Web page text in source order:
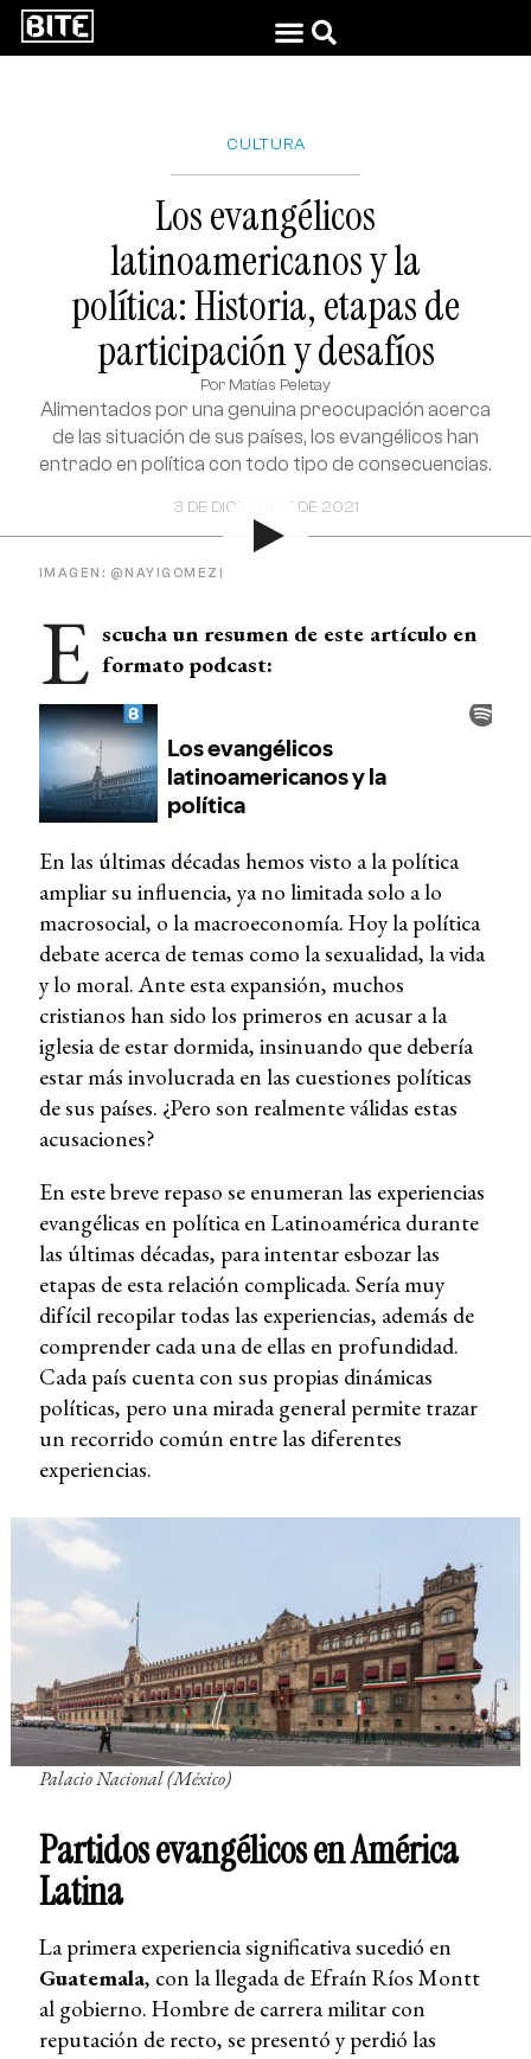
CULTURA
Los evangélicos
latinoamericanos y la
política: Historia, etapas de
participación y desafíos
Por Matías Peletay
3 DE DICIEMBRE DE 2021
Alimentados por una genuina preocupación acerca
de las situación de sus países, los evangélicos han
entrado en política con todo tipo de consecuencias.
IMAGEN: @NAYIGOMEZI
E scucha un resumen de este artículo en
formato podcast:
En las últimas décadas hemos visto a la política
ampliar su influencia, ya no limitada solo a lo
macrosocial, o la macroeconomía. Hoy la política
debate acerca de temas como la sexualidad, la vida
y lo moral. Ante esta expansión, muchos
cristianos han sido los primeros en acusar a la
iglesia de estar dormida, insinuando que debería
estar más involucrada en las cuestiones políticas
de sus países. ¿Pero son realmente válidas estas
acusaciones?
En este breve repaso se enumeran las experiencias
evangélicas en política en Latinoamérica durante
las últimas décadas, para intentar esbozar las
etapas de esta relación complicada. Sería muy
difícil recopilar todas las experiencias, además de
comprender cada una de ellas en profundidad.
Cada país cuenta con sus propias dinámicas
políticas, pero una mirada general permite trazar
un recorrido común entre las diferentes
experiencias.
Palacio Nacional (México)
Partidos evangélicos en América
Latina
La primera experiencia significativa sucedió en
Guatemala, con la llegada de Efraín Ríos Montt
al gobierno. Hombre de carrera militar con
reputación de recto, se presentó y perdió las